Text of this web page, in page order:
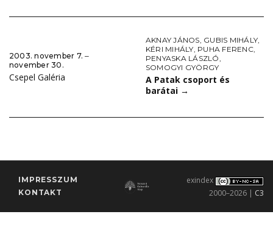
2003. november 7. ‒
november 30.
Csepel Galéria
AKNAY JÁNOS, GUBIS MIHÁLY,
KÉRI MIHÁLY, PUHA FERENC,
PENYASKA LÁSZLÓ,
SOMOGYI GYÖRGY
A Patak csoport és
barátai →
IMPRESSZUM
KONTAKT
exindex
2000–2026 | C3